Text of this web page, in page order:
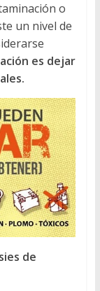
o
un nivel de
es dejar
de